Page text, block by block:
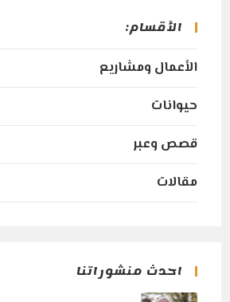
new
tab
new
tab
الأقسام:
الأعمال ومشاريع
حيوانات
قصص وعبر
مقالات
احدث منشوراتنا